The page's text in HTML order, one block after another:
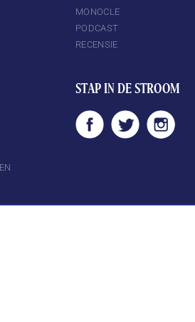
MONOCLE
PODCAST
RECENSIE
STAP IN DE STROOM